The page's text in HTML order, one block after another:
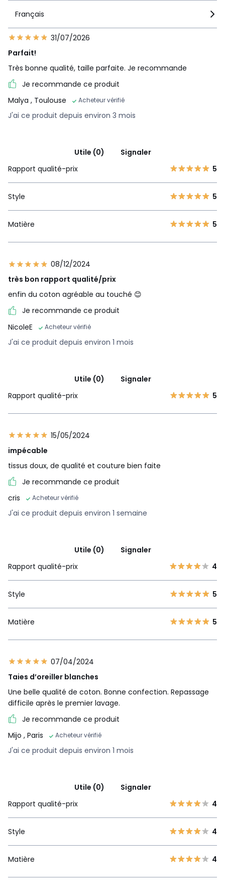
Français
31/07/2026
Parfait!
Très bonne qualité, taille parfaite. Je recommande
Je recommande ce produit
Malya , Toulouse Acheteur vérifié
J'ai ce produit depuis environ 3 mois
Utile (0)
Signaler
Rapport qualité-prix
5
Style 5
Matière 5
08/12/2024
très bon rapport qualité/prix
enfin du coton agréable au touché 😊
Je recommande ce produit
NicoleE
Acheteur vérifié
J'ai ce produit depuis environ 1 mois
Utile (0)
Signaler
Rapport qualité-prix
5
15/05/2024
impécable
tissus doux, de qualité et couture bien faite
Je recommande ce produit
cris
Acheteur vérifié
J'ai ce produit depuis environ 1 semaine
Utile (0)
Signaler
Rapport qualité-prix
4
Style 5
Matière 5
07/04/2024
Taies d’oreiller blanches
Une belle qualité de coton. Bonne confection. Repassage
difficile après le premier lavage.
Je recommande ce produit
Mijo , Paris Acheteur vérifié
J'ai ce produit depuis environ 1 mois
Utile (0)
Signaler
Rapport qualité-prix
4
Style 4
Matière 4